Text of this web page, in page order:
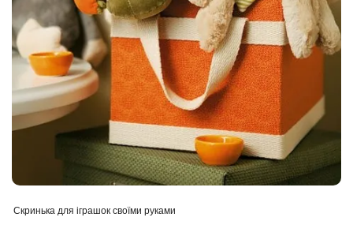
Скринька для іграшок своїми руками